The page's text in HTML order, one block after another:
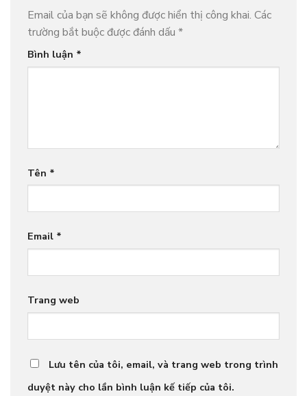
Email của bạn sẽ không được hiển thị công khai. Các
trường bắt buộc được đánh dấu *
Bình luận *
Tên *
Email *
Trang web
Lưu tên của tôi, email, và trang web trong trình
duyệt này cho lần bình luận kế tiếp của tôi.